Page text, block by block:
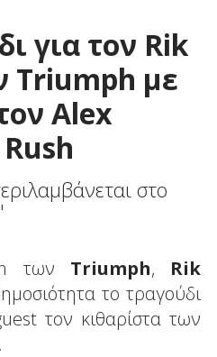
για τον Rik
Triumph με
Alex
στο
των Triumph, Rik
το τραγούδι
τον κιθαρίστα των
.